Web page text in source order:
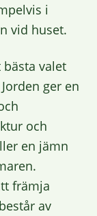
i
vid huset.
bästa valet
ger en
och
en jämn
främja
av